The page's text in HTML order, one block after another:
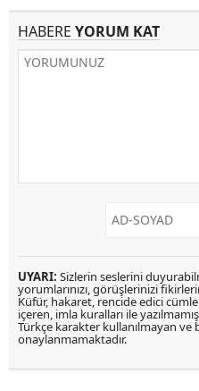
HABERE YORUM KAT
UYARI: Sizlerin seslerini
yorumlarınızı, görüşlerinizi
Küfür, hakaret, rencide edici
içeren, imla kuralları ile yazılmamış,
Türkçe karakter kullanılmayan ve
onaylanmamaktadır.